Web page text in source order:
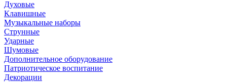
Духовые
Клавишные
Музыкальные наборы
Струнные
Ударные
Шумовые
Дополнительное оборудование
Патриотическое воспитание
Декорации